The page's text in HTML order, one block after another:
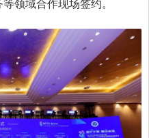
领域合作现场签约。